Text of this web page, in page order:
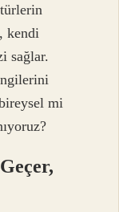
kendi
sağlar.
mi